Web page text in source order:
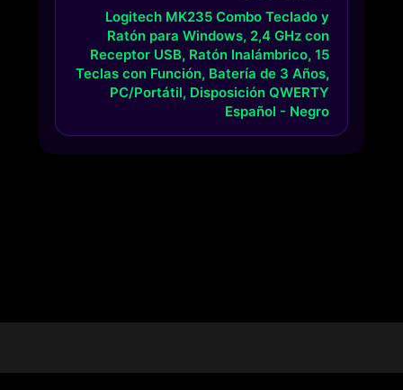
Logitech MK235 Combo Teclado y
Ratón para Windows, 2,4 GHz con
Receptor USB, Ratón Inalámbrico, 15
Teclas con Función, Batería de 3 Años,
PC/Portátil, Disposición QWERTY
Español - Negro